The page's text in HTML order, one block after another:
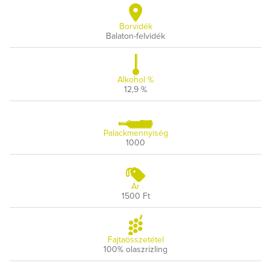
Borvidék
Balaton-felvidék
Alkohol %
12,9 %
Palackmennyiség
1000
Ár
1500 Ft
Fajtaösszetétel
100% olaszrizling